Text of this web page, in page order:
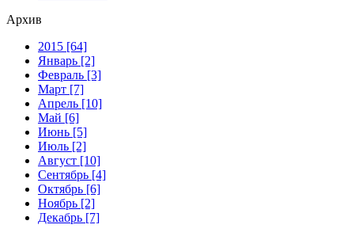
Архив
2015 [64]
Январь [2]
Февраль [3]
Март [7]
Апрель [10]
Май [6]
Июнь [5]
Июль [2]
Август [10]
Сентябрь [4]
Октябрь [6]
Ноябрь [2]
Декабрь [7]